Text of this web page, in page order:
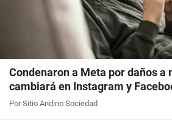
Condenaron a Meta por daños a
cambiará en Instagram y
Por Sitio Andino Sociedad